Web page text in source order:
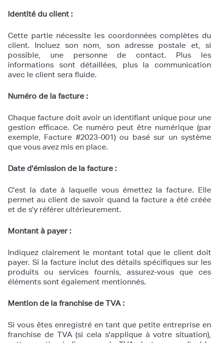
Identité du client :
Cette partie nécessite les coordonnées complètes du
client. Incluez son nom, son adresse postale et, si
possible, une personne de contact. Plus les
informations sont détaillées, plus la communication
avec le client sera fluide.
Numéro de la facture :
Chaque facture doit avoir un identifiant unique pour une
gestion efficace. Ce numéro peut être numérique (par
exemple, Facture #2023-001) ou basé sur un système
que vous avez mis en place.
Date d'émission de la facture :
C'est la date à laquelle vous émettez la facture. Elle
permet au client de savoir quand la facture a été créée
et de s'y référer ultérieurement.
Montant à payer :
Indiquez clairement le montant total que le client doit
payer. Si la facture inclut des détails spécifiques sur les
produits ou services fournis, assurez-vous que ces
éléments sont également mentionnés.
Mention de la franchise de TVA :
Si vous êtes enregistré en tant que petite entreprise en
franchise de TVA (si cela s'applique à votre situation),